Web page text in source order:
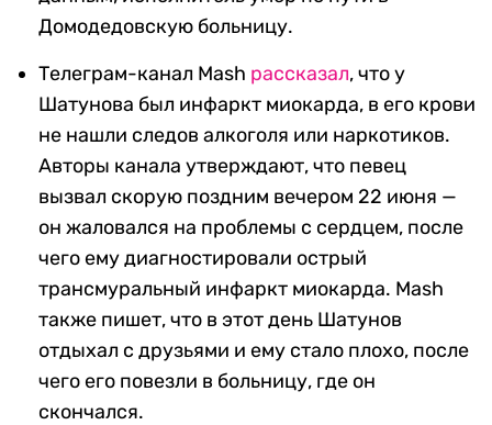
Домодедовскую больницу.
Телеграм-канал Mash рассказал, что у
Шатунова был инфаркт миокарда, в его крови
не нашли следов алкоголя или наркотиков.
Авторы канала утверждают, что певец
вызвал скорую поздним вечером 22 июня —
он жаловался на проблемы с сердцем, после
чего ему диагностировали острый
трансмуральный инфаркт миокарда. Mash
также пишет, что в этот день Шатунов
отдыхал с друзьями и ему стало плохо, после
чего его повезли в больницу, где он
скончался.